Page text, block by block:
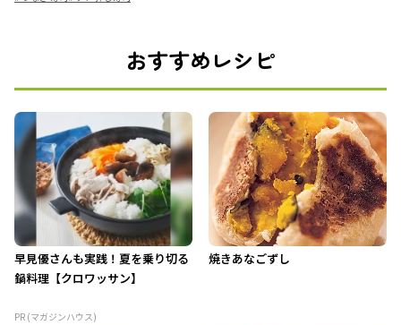
おすすめレシピ
早見優さんも実践！夏を乗り切る
鍋料理【クロワッサン】
PR (マガジンハウス)
焼きあなごずし